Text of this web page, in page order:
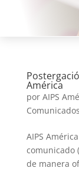
América
por AIPS
Comunicados
AIPS
comunicado
de manera